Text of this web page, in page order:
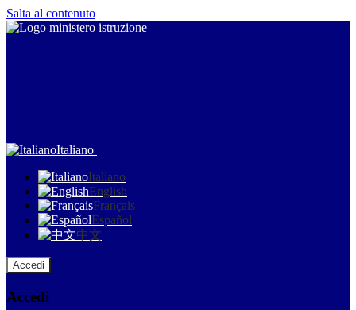
Salta al contenuto
Italiano
Italiano
English
Français
Español
中文
Accedi
Accedi